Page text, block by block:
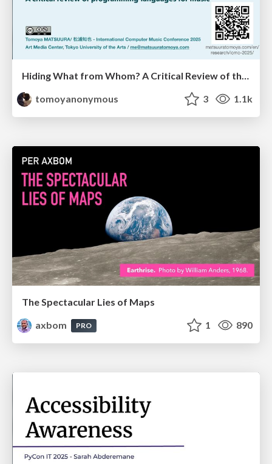
Hiding What from Whom? A Critical Review of the History of Programming languages for Music
tomoyanonymous
3 1.1k
The Spectacular Lies of Maps
axbom
PRO 1 890